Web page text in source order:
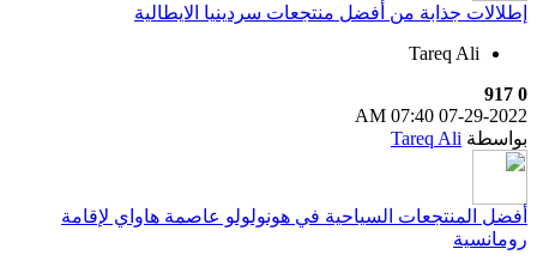
إطلالات جذابة من أفضل منتجعات سردينيا الايطالية
Tareq Ali
0
917
07-29-2022
07:40 AM
بواسطة Tareq Ali
أفضل المنتجعات السياحية في هونولولو عاصمة هاواي لإقامة
رومانسية